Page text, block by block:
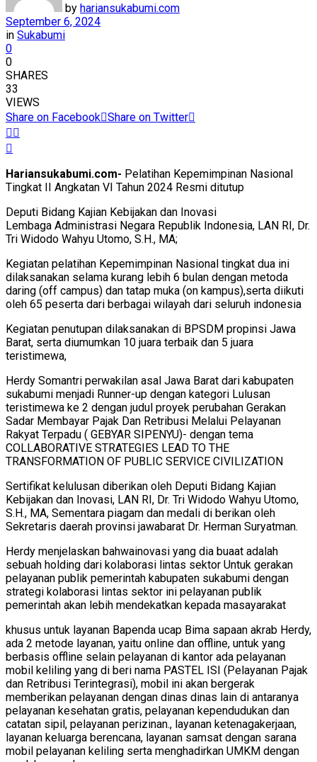
by hariansukabumi.com
September 6, 2024
in Sukabumi
0
0
SHARES
33
VIEWS
Share on Facebook Share on Twitter
Hariansukabumi.com- Pelatihan Kepemimpinan Nasional
Tingkat II Angkatan VI Tahun 2024 Resmi ditutup
Deputi Bidang Kajian Kebijakan dan Inovasi
Lembaga Administrasi Negara Republik Indonesia, LAN RI, Dr.
Tri Widodo Wahyu Utomo, S.H., MA;
Kegiatan pelatihan Kepemimpinan Nasional tingkat dua ini
dilaksanakan selama kurang lebih 6 bulan dengan metoda
daring (off campus) dan tatap muka (on kampus),serta diikuti
oleh 65 peserta dari berbagai wilayah dari seluruh indonesia
Kegiatan penutupan dilaksanakan di BPSDM propinsi Jawa
Barat, serta diumumkan 10 juara terbaik dan 5 juara
teristimewa,
Herdy Somantri perwakilan asal Jawa Barat dari kabupaten
sukabumi menjadi Runner-up dengan kategori Lulusan
teristimewa ke 2 dengan judul proyek perubahan Gerakan
Sadar Membayar Pajak Dan Retribusi Melalui Pelayanan
Rakyat Terpadu ( GEBYAR SIPENYU)- dengan tema
COLLABORATIVE STRATEGIES LEAD TO THE
TRANSFORMATION OF PUBLIC SERVICE CIVILIZATION
Sertifikat kelulusan diberikan oleh Deputi Bidang Kajian
Kebijakan dan Inovasi, LAN RI, Dr. Tri Widodo Wahyu Utomo,
S.H., MA, Sementara piagam dan medali di berikan oleh
Sekretaris daerah provinsi jawabarat Dr. Herman Suryatman.
Herdy menjelaskan bahwainovasi yang dia buaat adalah
sebuah holding dari kolaborasi lintas sektor Untuk gerakan
pelayanan publik pemerintah kabupaten sukabumi dengan
strategi kolaborasi lintas sektor ini pelayanan publik
pemerintah akan lebih mendekatkan kepada masayarakat
khusus untuk layanan Bapenda ucap Bima sapaan akrab Herdy,
ada 2 metode layanan, yaitu online dan offline, untuk yang
berbasis offline selain pelayanan di kantor ada pelayanan
mobil keliling yang di beri nama PASTEL ISI (Pelayanan Pajak
dan Retribusi Terintegrasi), mobil ini akan bergerak
memberikan pelayanan dengan dinas dinas lain di antaranya
pelayanan kesehatan gratis, pelayanan kependudukan dan
catatan sipil, pelayanan perizinan., layanan ketenagakerjaan,
layanan keluarga berencana, layanan samsat dengan sarana
mobil pelayanan keliling serta menghadirkan UMKM dengan